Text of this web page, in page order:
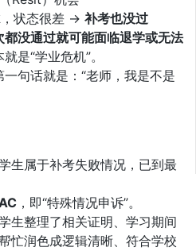
状态很差 → 补考也没过
都没通过就可能面临退学或无法
是“学业危机”。
句话就是：“老师，我是不是
生属于补考失败情况，已到最
，即“特殊情况申诉”。
生整理了相关证明、学习期间
忙润色成逻辑清晰、符合学校